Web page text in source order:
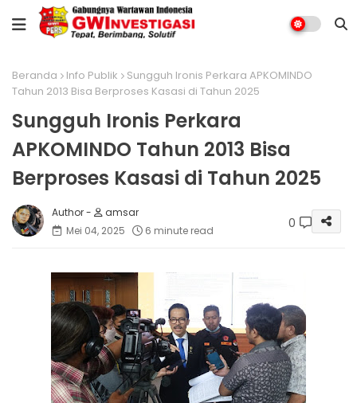
Beranda Info Publik
Sungguh Ironis Perkara APKOMINDO
Tahun 2013 Bisa Berproses Kasasi di Tahun 2025
Sungguh Ironis Perkara
APKOMINDO Tahun 2013 Bisa
Berproses Kasasi di Tahun 2025
amsar
Mei 04, 2025
6 minute read 0